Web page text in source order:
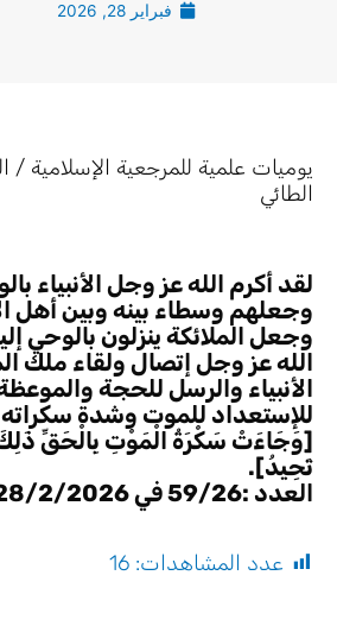
فبراير 28, 2026
يوميات علمية للمرجعية الإسلامية /
الطائي
لقد أكرم الله عز وجل الأنبياء
وجعلهم وسطاء بينه وبين أهل
وجعل الملائكة ينزلون بالوحي
الله عز وجل إتصال ولقاء ملك
الأنبياء والرسل للحجة
للإستعداد للموت وشدة سكراته
[وَجَاءَتْ سَكْرَةُ الْمَوْتِ بِالْحَقِّ
تَحِيدُ].
العدد :59/26 في 28/2/2026
عدد المشاهدات: 16